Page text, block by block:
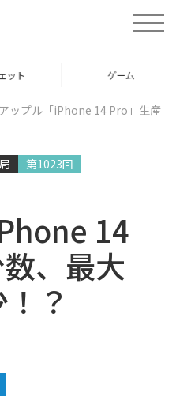
t
o
v
ット ゲーム
アップル「iPhone 14 Pro」生産
第1023回
14
、最大
？